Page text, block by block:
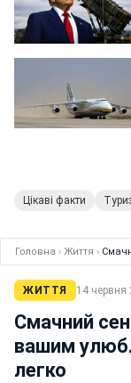
Цікаві факти
Головна › Життя ›
ЖИТТЯ 14 червня
Смачний
вашим
легко